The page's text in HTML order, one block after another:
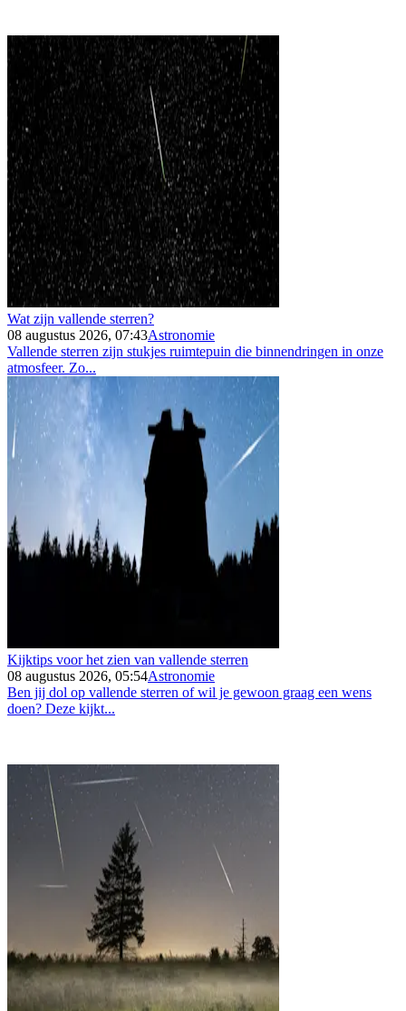
Wat zijn vallende sterren?
08 augustus 2026, 07:43Astronomie
Vallende sterren zijn stukjes ruimtepuin die binnendringen in onze
atmosfeer. Zo...
Kijktips voor het zien van vallende sterren
08 augustus 2026, 05:54Astronomie
Ben jij dol op vallende sterren of wil je gewoon graag een wens
doen? Deze kijkt...